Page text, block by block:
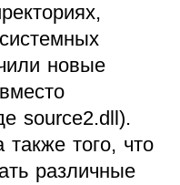
новые
source2.dll).
также того, что
различные